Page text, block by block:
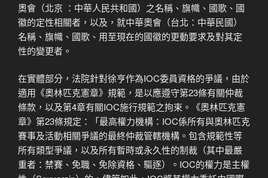
奧會（北京 ：中華人民共和國）之名稱、旗幟、國歌、國
徽的定性相關者，以及，就中華奧會（台北：中華民國）
名稱、旗幟、國歌、用至現在的國徽的更動要求及對其定
性的變更者。
在實體部分，法院針對徐亨作為IOC委員資格的爭議，由於
適用《奧林匹克憲章》規範，是以應遵守第23條有關仲裁
條款，以及第4章有關IOC施行規範之拘束。《奧林匹克憲
章》第23條規定：「最高權力機構：IOC係所有與奧林匹克
賽事及活動相關爭議的最終仲裁管轄機構。包含規範性等
所有類型爭議，以及所有暫時或永久性的制裁（其中最嚴
重者：禁賽、免職、免除資格、驅逐）。IOC的權力是主權